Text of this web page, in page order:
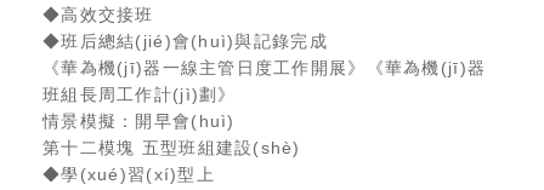
◆高效交接班
◆班后總結(jié)會(huì)與記錄完成
《華為機(jī)器一線主管日度工作開展》《華為機(jī)器
班組長周工作計(jì)劃》
情景模擬：開早會(huì)
第十二模塊 五型班組建設(shè)
◆學(xué)習(xí)型上